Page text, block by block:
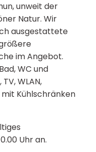
unweit der
Natur. Wir
ausgestattete
im Angebot.
WC und
WLAN,
Kühlschränken
Uhr an.